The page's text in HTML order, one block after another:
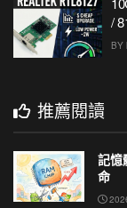
/
BY
推薦閱讀
記憶
命